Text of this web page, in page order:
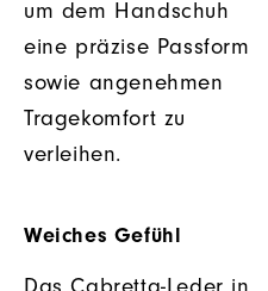
um dem Handschuh
eine präzise Passform
sowie angenehmen
Tragekomfort zu
verleihen.
Weiches Gefühl